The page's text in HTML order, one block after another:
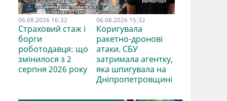
06.08.2026 16:32
Страховий стаж і
борги
роботодавця: що
змінилося з 2
серпня 2026 року
06.08.2026 15:32
Коригувала
ракетно-дронові
атаки. СБУ
затримала агентку,
яка шпигувала на
Дніпропетровщині